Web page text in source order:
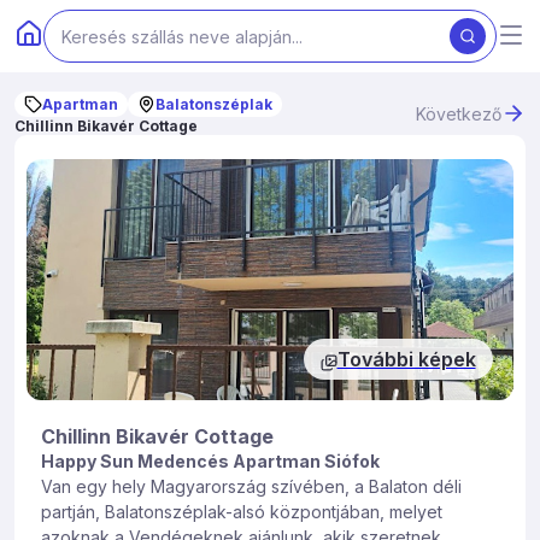
Apartman
Balatonszéplak
Chillinn Bikavér Cottage
Következő
További képek
Chillinn Bikavér Cottage
Happy Sun Medencés Apartman Siófok
Van egy hely Magyarország szívében, a Balaton déli
partján, Balatonszéplak-alsó központjában, melyet